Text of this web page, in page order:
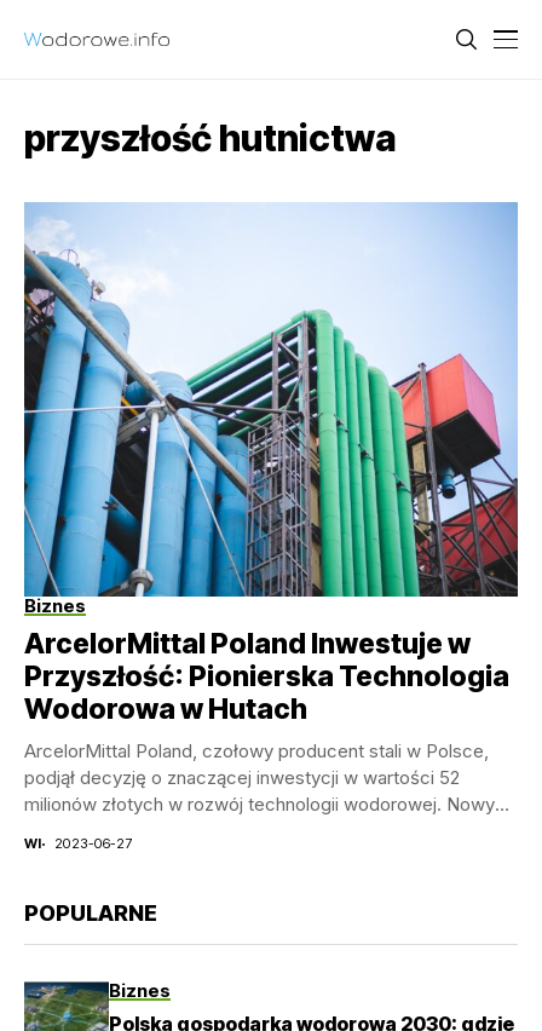
przyszłość hutnictwa
Biznes
ArcelorMittal Poland Inwestuje w
Przyszłość: Pionierska Technologia
Wodorowa w Hutach
ArcelorMittal Poland, czołowy producent stali w Polsce,
podjął decyzję o znaczącej inwestycji w wartości 52
milionów złotych w rozwój technologii wodorowej. Nowy
WI 2023-06-27
POPULARNE
Biznes
Polska gospodarka wodorowa 2030: gdzie